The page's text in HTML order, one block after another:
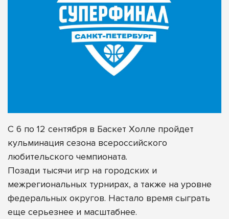
С 6 по 12 сентября в Баскет Холле пройдет
кульминация сезона всероссийского
любительского чемпионата.
Позади тысячи игр на городских и
межрегиональных турнирах, а также на уровне
федеральных округов. Настало время сыграть
еще серьезнее и масштабнее.